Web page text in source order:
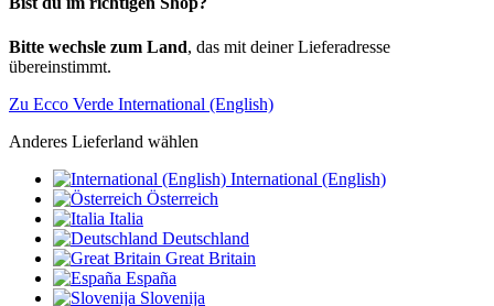
Bitte wechsle zum Land, das mit deiner Lieferadresse
übereinstimmt.
Zu Ecco Verde International (English)
Anderes Lieferland wählen
International (English)
Österreich
Italia
Deutschland
Great Britain
España
Slovenija